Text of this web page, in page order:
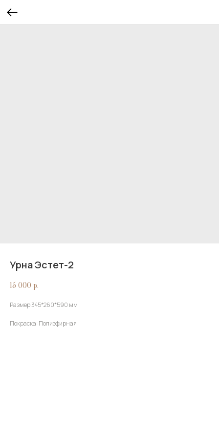
Урна Эстет-2
15 000 р.
Размер 345*260*590 мм
Покраска: Полиэфирная